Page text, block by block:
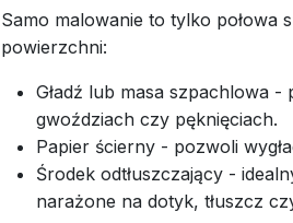
Samo malowanie to tylko połowa
powierzchni:
Gładź lub masa szpachlowa
gwoździach czy pęknięciach.
Papier ścierny - pozwoli
Środek odtłuszczający -
narażone na dotyk, tłuszcz